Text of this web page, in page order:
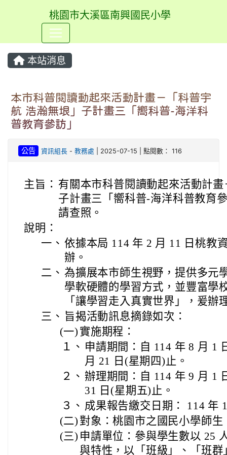
桃園市大溪區南興國民小學
本站消息
本市科普閱讀動起來活動計畫－「科普宇
航 浩瀚無垠」子計畫三「嚮科普-海洋科
普教育參訪」
公告 資訊組長- 教務處 | 2025-07-15 | 點閱數： 116
主旨： 有關本市科普閱讀動起來活動計
子計畫三「嚮科普-海洋科普教育
請查照。
說明：
一、 依據本局 114 年 2 月 11 日桃教
辦。
二、 為擴展本市師生視野，提供多元
學軟硬體的學習方式，並豐富學
「讓學習走入真實世界」，爰辦
三、 旨揭活動訊息摘錄如次：
(一) 實施期程：
１、 申請期間：自 114 年 8 月 1
月 21 日(星期四)止。
２、 辦理期間：自 114 年 9 月 1
31 日(星期五)止。
３、 成果報告繳交日期： 114 年
(二) 對象：桃園市之國民小學師生
(三) 申請單位：參與學生數以 25
與特性，以「班級」、「班